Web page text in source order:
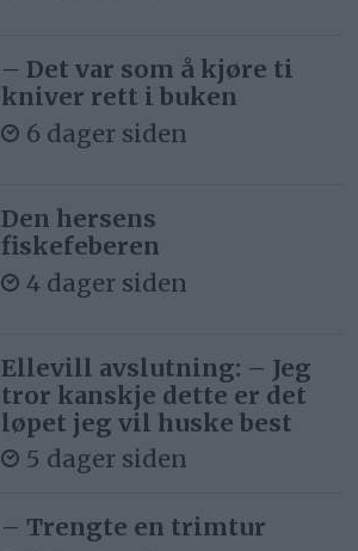
– Det var som å kjøre ti
kniver rett i buken
6 dager siden
Den hersens
fiskefeberen
4 dager siden
Ellevill avslutning: – Jeg
tror kanskje dette er det
løpet jeg vil huske best
5 dager siden
– Trengte en trimtur